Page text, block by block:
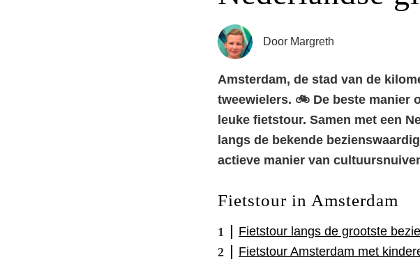
Door Margreth
Amsterdam, de stad van de
tweewielers. 🚲 De beste manier
leuke fietstour. Samen met een
langs de bekende
actieve manier van
Fietstour in Amsterdam
Fietstour langs de grootste
Fietstour Amsterdam met